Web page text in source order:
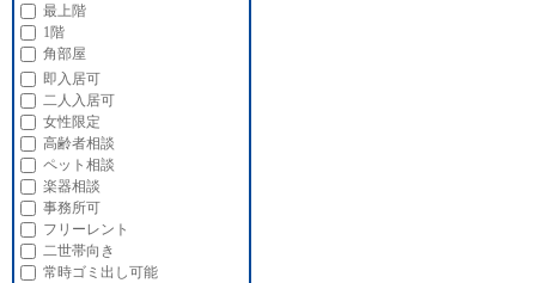
最上階
1階
角部屋
即入居可
二人入居可
女性限定
高齢者相談
ペット相談
楽器相談
事務所可
フリーレント
二世帯向き
常時ゴミ出し可能